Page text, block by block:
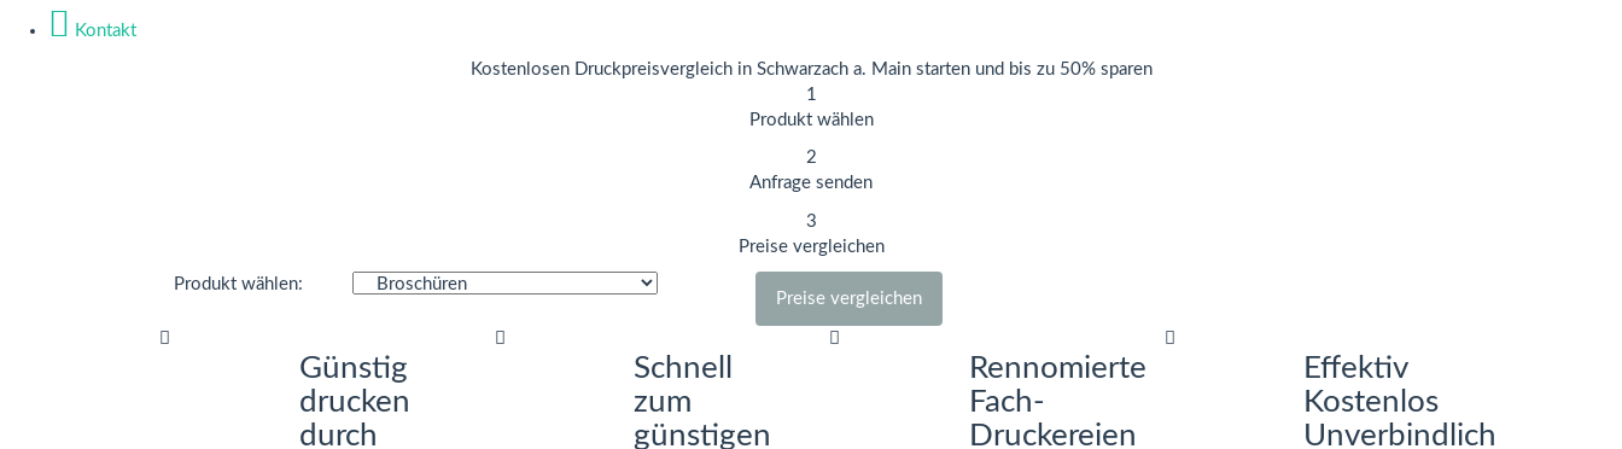
Kontakt
Kostenlosen Druckpreisvergleich in Schwarzach a. Main starten und bis zu 50% sparen
1
Produkt wählen
2
Anfrage senden
3
Preise vergleichen
Produkt wählen:
Preise vergleichen
Günstig
drucken
durch
Schnell
zum
günstigen
Rennomierte
Fach-
Druckereien
Effektiv
Kostenlos
Unverbindlich